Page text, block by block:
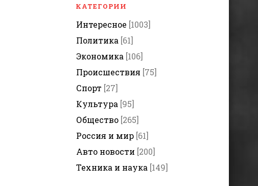
КАТЕГОРИИ
Интересное [1003]
Политика [61]
Экономика [106]
Происшествия [75]
Спорт [27]
Культура [95]
Общество [265]
Россия и мир [61]
Авто новости [200]
Техника и наука [149]